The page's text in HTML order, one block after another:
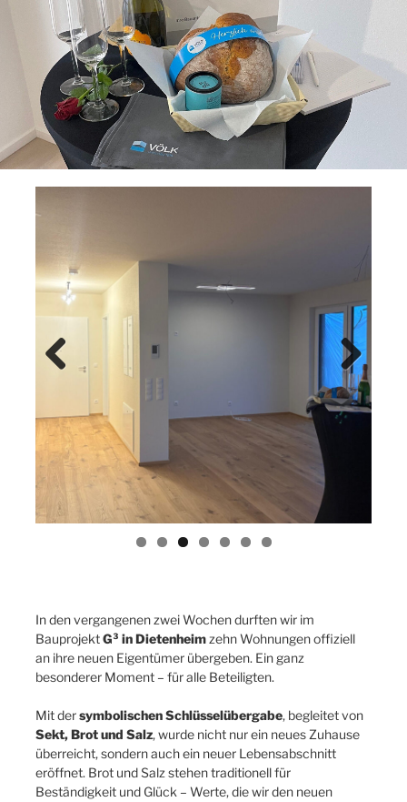
Next
In den vergangenen zwei Wochen durften wir im
BauprojektG³ in Dietenheim zehn Wohnungen offiziell
an ihre neuen Eigentümer übergeben. Ein ganz
besonderer Moment – für alle Beteiligten.
Mit dersymbolischen Schlüsselübergabe, begleitet von
Sekt, Brot und Salz, wurde nicht nur ein neues Zuhause
überreicht, sondern auch ein neuer Lebensabschnitt
eröffnet. Brot und Salz stehen traditionell für
Beständigkeit und Glück – Werte, die wir den neuen